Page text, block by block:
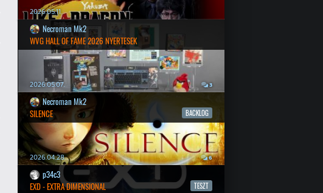
2026.05.11.
Necroman Mk2
WVG HALL OF FAME 2026 NYERTESEK
2026.05.07. 3
Necroman Mk2
SILENCE
BACKLOG
2026.04.28. 6
p34c3
EXD - EXTRA DIMENSIONAL
TESZT